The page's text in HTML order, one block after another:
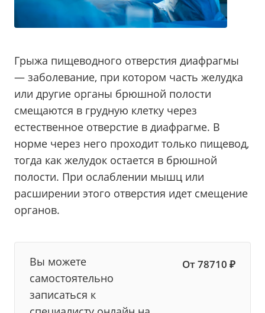
Грыжа пищеводного отверстия диафрагмы
— заболевание, при котором часть желудка
или другие органы брюшной полости
смещаются в грудную клетку через
естественное отверстие в диафрагме. В
норме через него проходит только пищевод,
тогда как желудок остается в брюшной
полости. При ослаблении мышц или
расширении этого отверстия идет смещение
органов.
Вы можете
самостоятельно
записаться к
От 78710 ₽